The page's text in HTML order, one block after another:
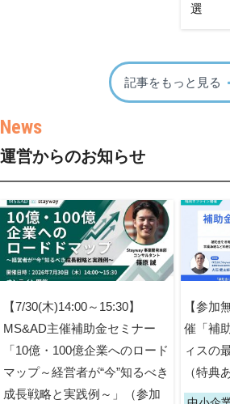
選
記事をもっと見る
運営からのお知らせ
【7/30(木)14:00～15:30】
MS&AD主催補助金セミナー
「10億・100億企業へのロード
マップ～経営者が“今”知るべき
成長戦略と実践例～」（参加
【参加
催「補
ィスの
（特典